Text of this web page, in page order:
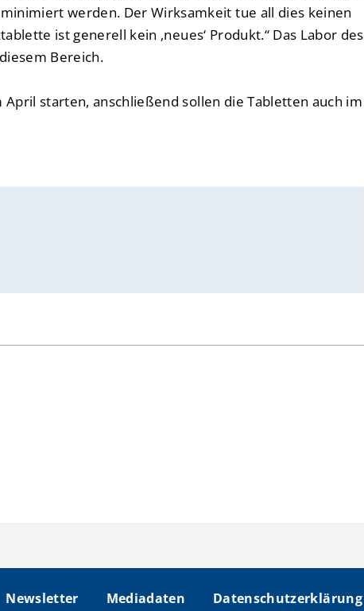
werden. Der Wirksamkeit tue all dies keinen
ist generell kein ‚neues‘ Produkt.“ Das Labor des
Bereich.
starten, anschließend sollen die Tabletten auch im
Newsletter Mediadaten Datenschutzerklärung